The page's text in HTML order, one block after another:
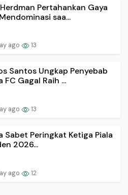
Pertahankan Gaya
saa...
ago 13
Santos Ungkap Penyebab
FC Gagal Raih ...
ago 13
Sabet Peringkat Ketiga Piala
2026...
ago 12